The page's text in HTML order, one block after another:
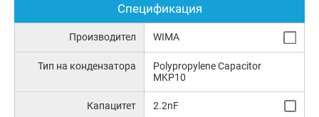
Спецификация
Производител WIMA
Тип на кондензатора
Polypropylene Capacitor
MKP10
Капацитет 2.2nF